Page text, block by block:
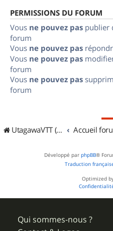
PERMISSIONS DU FORUM
Vous ne pouvez pas publier
forum
Vous ne pouvez pas
Vous ne pouvez pas
forum
Vous ne pouvez pas
forum
UtagawaVTT (Randos VTT et VTTAE avec traces GPS) Accueil
Développé par phpBB®
Traduction
Optimized
Qui sommes-nous ?